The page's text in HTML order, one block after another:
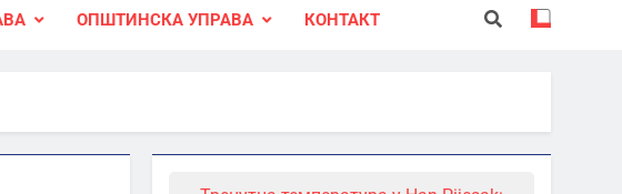
ОПШТИНСКА УПРАВА КОНТАКТ